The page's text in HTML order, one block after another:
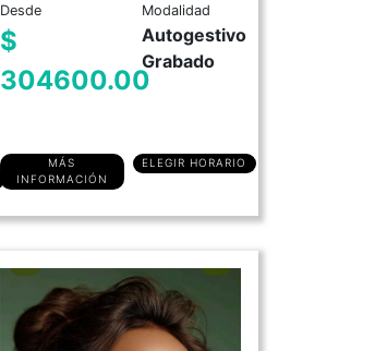
Desde
$
304600.00
Modalidad
Autogestivo
Grabado
MÁS
INFORMACIÓN
ELEGIR HORARIO